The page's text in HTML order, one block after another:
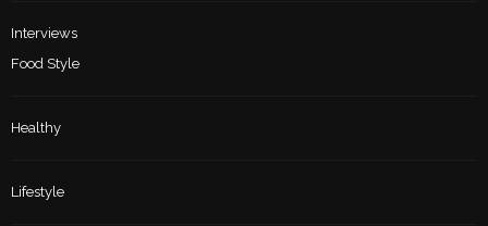
Interviews
Food Style
Healthy
Lifestyle